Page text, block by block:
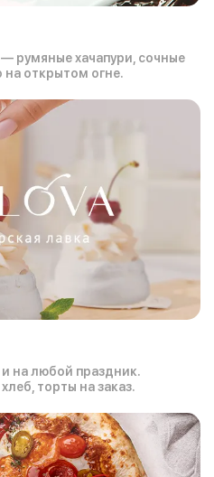
румяные хачапури, сочные
открытом огне.
на любой праздник.
торты на заказ.